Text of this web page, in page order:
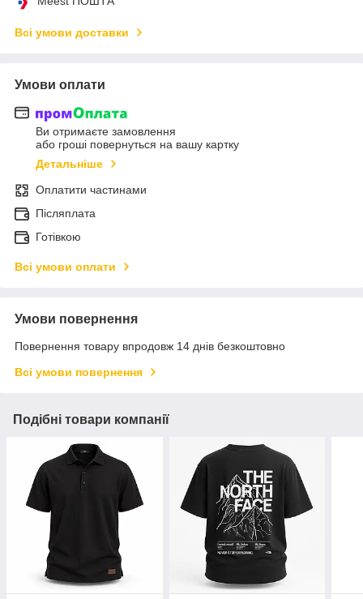
Всі умови доставки
Умови оплати
Ви отримаєте замовлення
або гроші повернуться на вашу картку
Детальніше
Оплатити частинами
Післяплата
Готівкою
Всі умови оплати
Умови повернення
Повернення товару впродовж 14 днів безкоштовно
Всі умови повернення
Подібні товари компанії